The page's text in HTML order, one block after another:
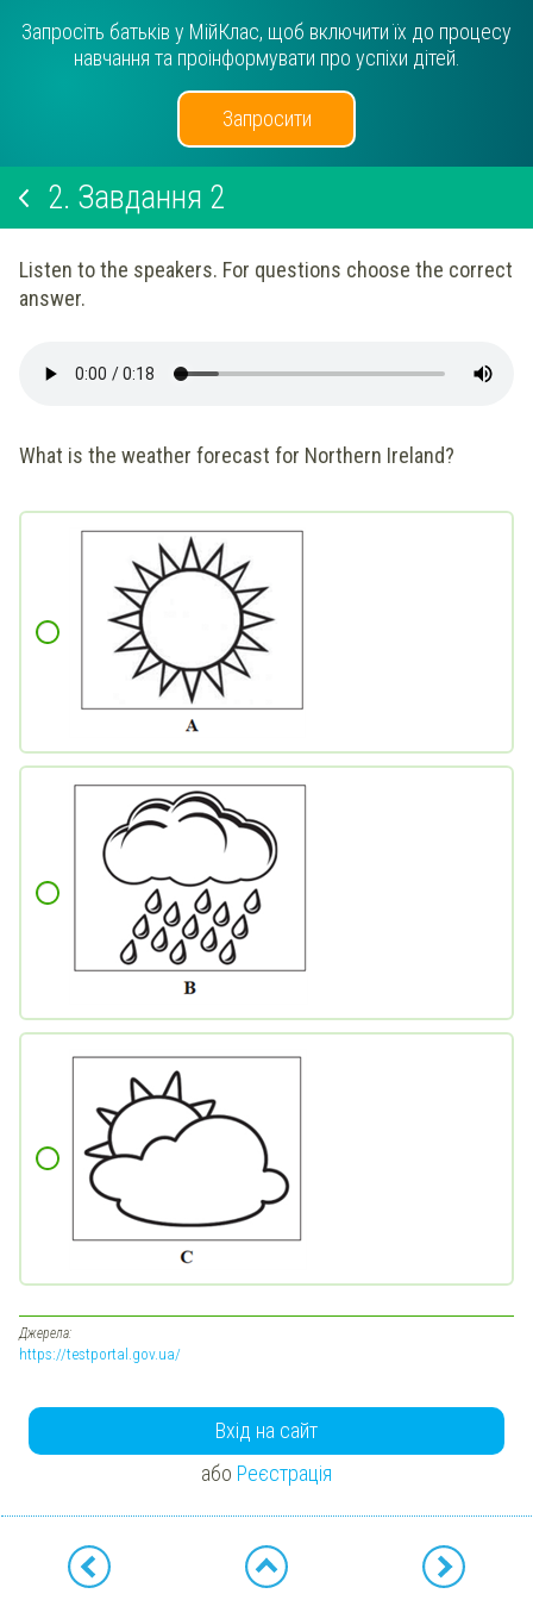
Запросіть батьків у МійКлас, щоб включити їх до процесу
навчання та проінформувати про успіхи дітей.
Запросити
2. Завдання 2
Listen to the speakers. For questions choose the correct
answer.
What is the weather forecast for Northern Ireland?
Джерела:
https://testportal.gov.ua/
Вхід на сайт
або Реєстрація